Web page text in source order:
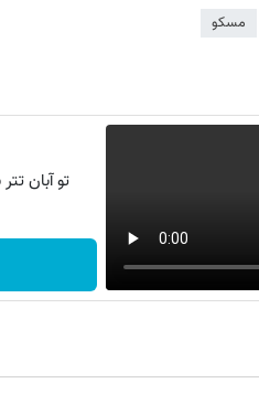
مسکو
تو آبان